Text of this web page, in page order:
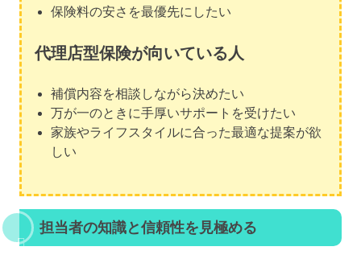
保険料の安さを最優先にしたい
代理店型保険が向いている人
補償内容を相談しながら決めたい
万が一のときに手厚いサポートを受けたい
家族やライフスタイルに合った最適な提案が欲
しい
担当者の知識と信頼性を見極める